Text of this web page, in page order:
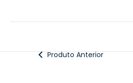
Produto Anterior